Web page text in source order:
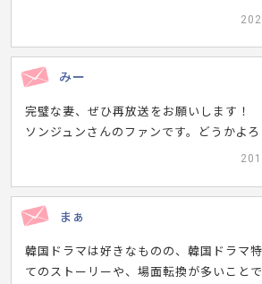
みー
完璧な妻、ぜひ再放送をお願いします！
ソンジュンさんのファンです。どうかよ
まぁ
韓国ドラマは好きなものの、韓国ドラマ
てのストーリーや、場面転換が多いこと